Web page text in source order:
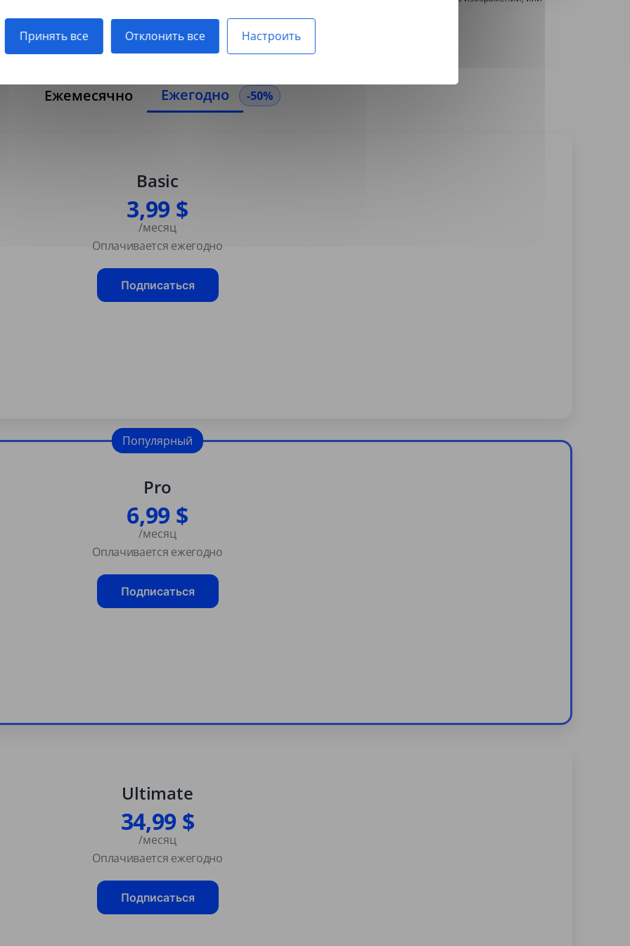
Принять все Отклонить все Настроить
Ежемесячно Ежегодно -50%
Basic
3,99 $
/месяц
Оплачивается ежегодно
Подписаться
Pro
6,99 $
/месяц
Оплачивается ежегодно
Подписаться
Популярный
Ultimate
34,99 $
/месяц
Оплачивается ежегодно
Подписаться